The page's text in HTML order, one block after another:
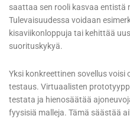
saattaa sen rooli kasvaa entistä
Tulevaisuudessa voidaan
kisaviikonloppuja tai kehittää
suorituskykyä.
Yksi konkreettinen sovellus voisi
testaus. Virtuaalisten
testata ja hienosäätää
fyysisiä malleja. Tämä säästää